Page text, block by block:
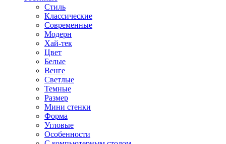
Стиль
Классические
Современные
Модерн
Хай-тек
Цвет
Белые
Венге
Светлые
Темные
Размер
Мини стенки
Форма
Угловые
Особенности